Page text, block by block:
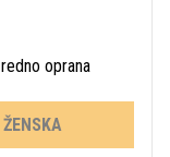
oprana
ŽENSKA